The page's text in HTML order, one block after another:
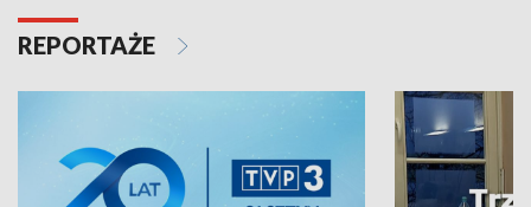
REPORTAŻE